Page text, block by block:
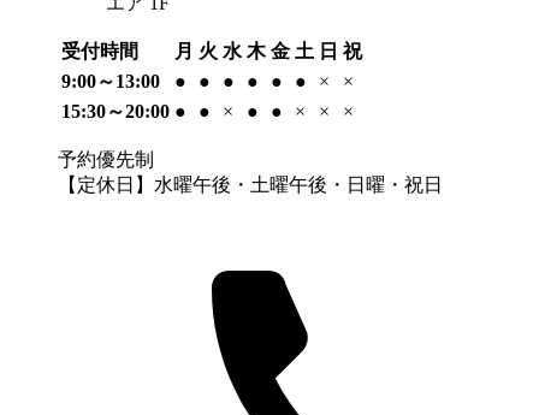
受付時間 月 火 水 木 金 土 日 祝
9:00～13:00
● ● ● ● ● ● ×
×
15:30～20:00 ● ● × ● ● × × ×
予約優先制
【定休日】水曜午後・土曜午後・日曜・祝日